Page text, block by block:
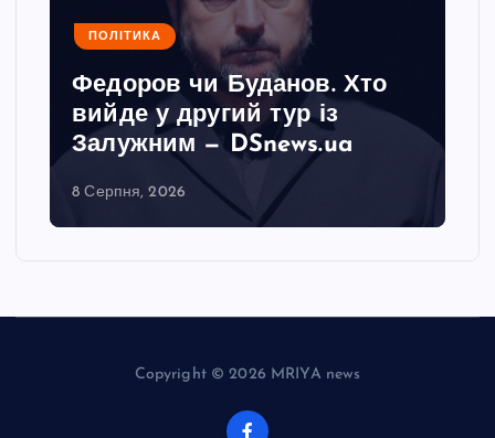
ПОЛІТИКА
Федоров чи Буданов. Хто
вийде у другий тур із
Залужним — DSnews.ua
8 Серпня, 2026
Copyright © 2026 MRIYA news